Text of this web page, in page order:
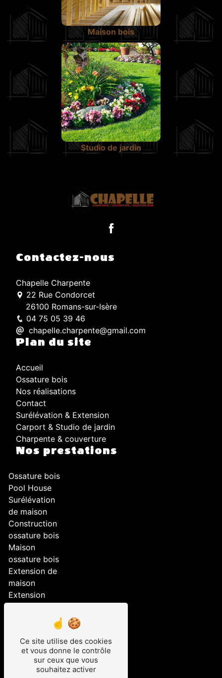
Maison bois
Studio de jardin
Contactez-nous
Chapelle Charpente
22 Rue Condorcet
26100 Romans-sur-Isère
04 75 05 39 46
chapelle.charpente@gmail.com
Plan du site
Accueil
Ossature bois
Nos réalisations
Contact
Surélévation & Extension
Carport & Studio de jardin
Charpente & couverture
Nos prestations
Ossature bois
Pool House
Surélévation
de maison
Construction
ossature bois
Maison
ossature bois
Extension de
maison
Extension
Construction
maison
ossature bois
Surélévation
Ce site utilise des cookies
et vous donne le contrôle
sur ceux que vous
souhaitez activer